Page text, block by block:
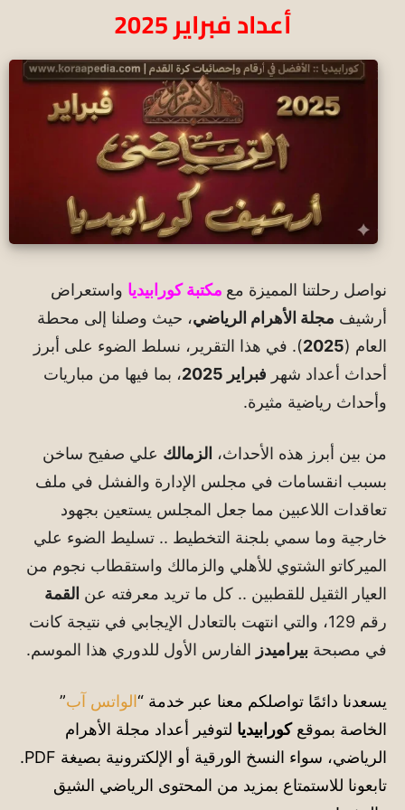
أعداد فبراير 2025
نواصل رحلتنا المميزة مع مكتبة كورابيديا واستعراض
أرشيف مجلة الأهرام الرياضي، حيث وصلنا إلى محطة
العام (2025). في هذا التقرير، نسلط الضوء على أبرز
أحداث أعداد شهر فبراير 2025
، بما فيها من مباريات
وأحداث رياضية مثيرة.
من بين أبرز هذه الأحداث، الزمالك علي صفيح ساخن
بسبب انقسامات في مجلس الإدارة والفشل في ملف
تعاقدات اللاعبين مما جعل المجلس يستعين بجهود
خارجية وما سمي بلجنة التخطيط .. تسليط الضوء علي
الميركاتو الشتوي للأهلي والزمالك واستقطاب نجوم من
العيار الثقيل للقطبين .. كل ما تريد معرفته عن القمة
رقم 129، والتي انتهت بالتعادل الإيجابي في نتيجة كانت
في مصبحة بيراميدز الفارس الأول للدوري هذا الموسم.
يسعدنا دائمًا تواصلكم معنا عبر خدمة “الواتس آب”
الخاصة بموقعكورابيديا لتوفير أعداد مجلة الأهرام
الرياضي، سواء النسخ الورقية أو الإلكترونية بصيغة PDF.
تابعونا للاستمتاع بمزيد من المحتوى الرياضي الشيق